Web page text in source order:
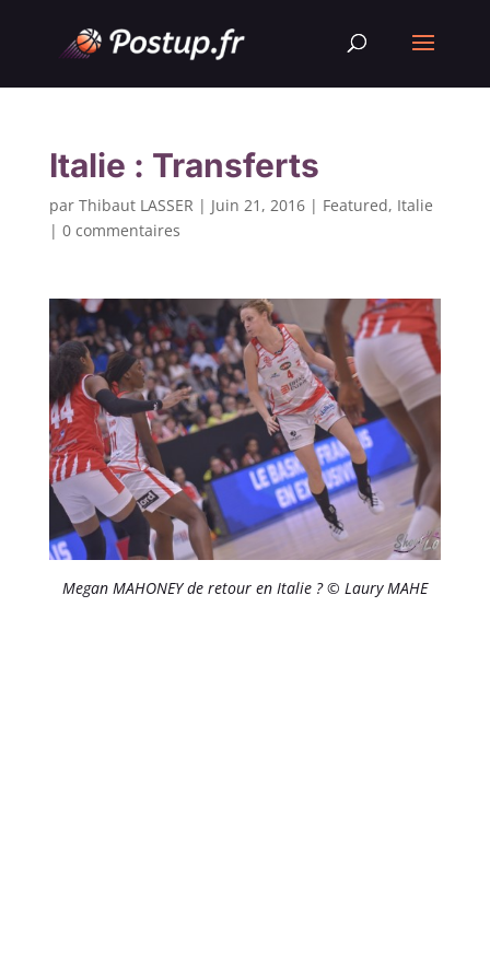
Italie : Transferts
par Thibaut LASSER | Juin 21, 2016| Featured, Italie
| 0 commentaires
Megan MAHONEY de retour en Italie ? © Laury MAHE